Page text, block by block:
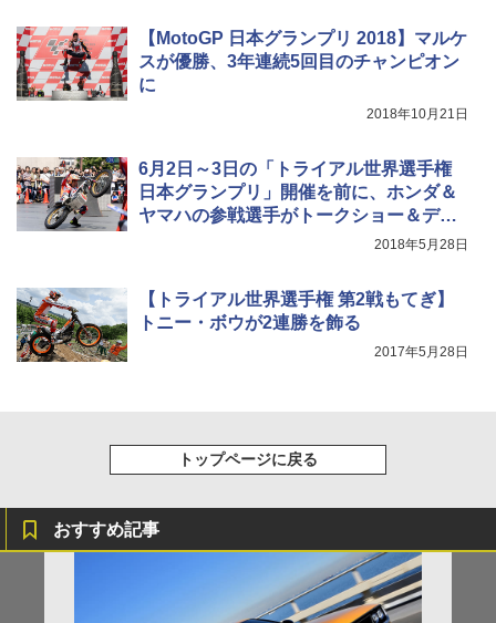
【MotoGP 日本グランプリ 2018】マルケ
スが優勝、3年連続5回目のチャンピオン
に
2018年10月21日
6月2日～3日の「トライアル世界選手権
日本グランプリ」開催を前に、ホンダ＆
ヤマハの参戦選手がトークショー＆デモ
2018年5月28日
【トライアル世界選手権 第2戦もてぎ】
トニー・ボウが2連勝を飾る
2017年5月28日
トップページに戻る
おすすめ記事